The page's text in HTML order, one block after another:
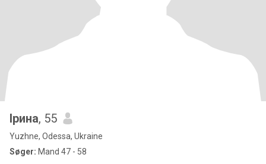
Iрина, 55
Yuzhne, Odessa, Ukraine
Søger: Mand 47 - 58